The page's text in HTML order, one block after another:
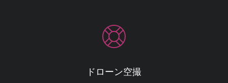
ドローン空撮